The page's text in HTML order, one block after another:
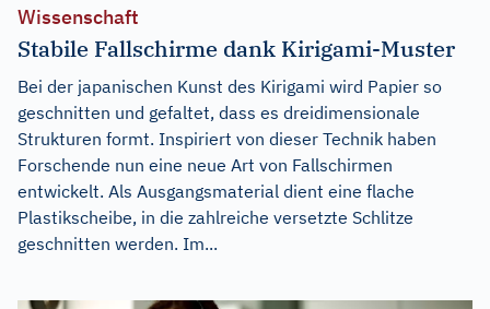
Wissenschaft
Stabile Fallschirme dank Kirigami-Muster
Bei der japanischen Kunst des Kirigami wird Papier so
geschnitten und gefaltet, dass es dreidimensionale
Strukturen formt. Inspiriert von dieser Technik haben
Forschende nun eine neue Art von Fallschirmen
entwickelt. Als Ausgangsmaterial dient eine flache
Plastikscheibe, in die zahlreiche versetzte Schlitze
geschnitten werden. Im...